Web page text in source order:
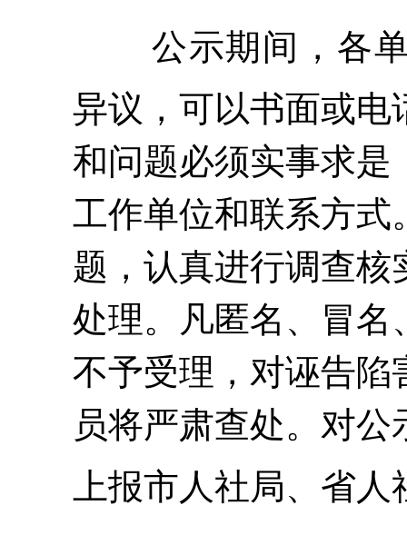
公示期间，各
异议，可以书面或电
和问题必须实事求是
工作单位和联系方式
题，认真进行调查
处理。凡匿名、冒名
不予受理，对诬告陷
员将严肃查处。对
上报市人社局、省